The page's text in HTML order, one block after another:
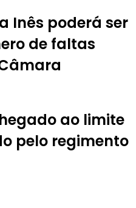
Inês poderá ser
de faltas
ao limite
pelo regimento